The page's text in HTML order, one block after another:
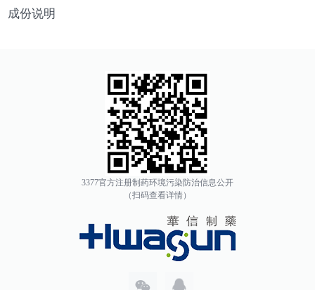
成份说明
3377官方注册制药环境污染防治信息公开
（扫码查看详情）